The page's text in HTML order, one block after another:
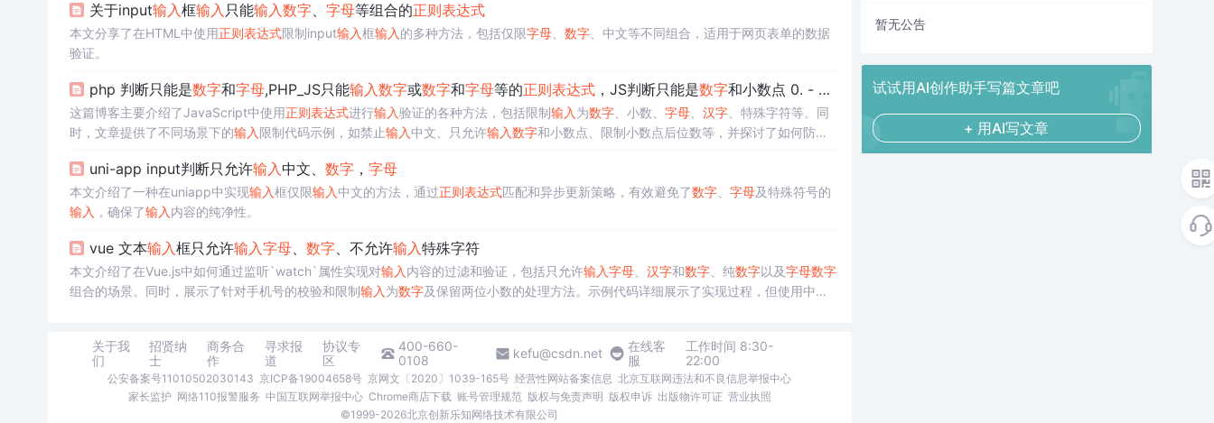
关于input输入框输入 只能输入数字、 字母等组合的正则表达式
本文分享了在HTML中使用正则表达式限制input输入框输入 的多种方法，包括仅限字母、 数字、中文等不同组合，适用于网页表单的数据
验证。
php 判断只能是数字和字母,PHP_JS只能输入数字或数字和字母等的正则表达式，JS判断只能是数字和小数点 0. - phpStudy...
这篇博客主要介绍了JavaScript中使用正则表达式进行输入验证的各种方法，包括限制输入 为数字、小数、 字母、 汉字、特殊字符等。同
时，文章提供了不同场景下的输入 限制代码示例，如禁止输入 中文、只允许输入数字和小数点、限制小数点后位数等，并探讨了如何防止
uni-app input判断只允许输入中文、 数字， 字母
本文介绍了一种在uniapp中实现输入框仅限输入 中文的方法，通过正则表达式匹配和异步更新策略，有效避免了数字、 字母及特殊符号的
输入 ，确保了输入 内容的纯净性。
vue 文本输入框只允许输入字母、 数字、不允许输入特殊字符
本文介绍了在Vue.js中如何通过监听`watch`属性实现对输入 内容的过滤和验证，包括只允许输入字母、 汉字和数字、纯数字以及字母数字
组合的场景。同时，展示了针对手机号的校验和限制输入 为数字及保留两位小数的处理方法。示例代码详细展示了实现过程，但使用中可
关于我
们
招贤纳
士
商务合
作
寻求报
道
协议专
区
400-660-
0108
kefu@csdn.net
在线客
服
工作时间 8:30-
22:00
公安备案号11010502030143 京ICP备19004658号 京网文〔2020〕1039-165号 经营性网站备案信息 北京互联网违法和不良信息举报中心
家长监护 网络110报警服务 中国互联网举报中心 Chrome商店下载 账号管理规范 版权与免责声明 版权申诉 出版物许可证 营业执照
©1999-2026北京创新乐知网络技术有限公司
暂无公告
试试用AI创作助手写篇文章吧
+ 用AI写文章